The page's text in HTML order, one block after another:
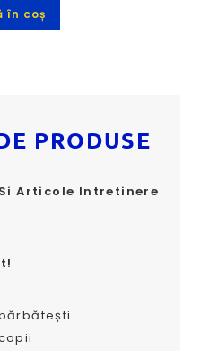
în coș
PRODUSE
Articole Intretinere